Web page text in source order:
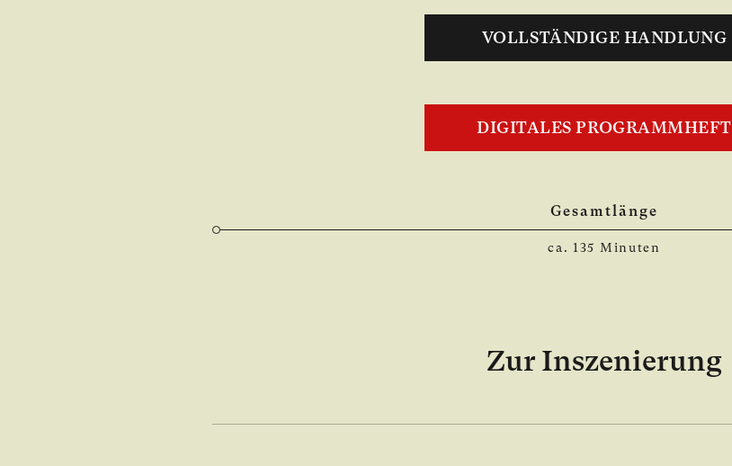
VOLLSTÄNDIGE HANDLUNG
DIGITALES PROGRAMMHEFT
Gesamtlänge
ca. 135 Minuten
Zur Inszenierung